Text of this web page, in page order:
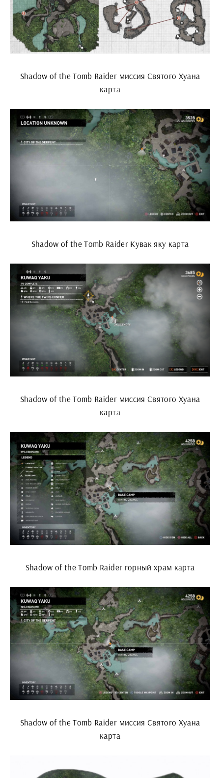
Shadow of the Tomb Raider миссия Святого Хуана
карта
Shadow of the Tomb Raider Кувак яку карта
Shadow of the Tomb Raider миссия Святого Хуана
карта
Shadow of the Tomb Raider горный храм карта
Shadow of the Tomb Raider миссия Святого Хуана
карта